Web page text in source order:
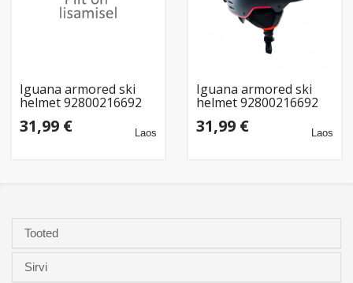
Iguana armored ski
helmet 92800216692
31,99 € Laos
Iguana armored ski
helmet 92800216692
31,99 € Laos
Tooted
Sirvi